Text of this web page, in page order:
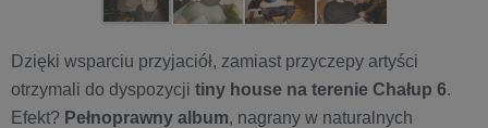
Dzięki wsparciu przyjaciół, zamiast przyczepy artyści
otrzymali do dyspozycji tiny house na terenie Chałup 6.
Efekt? Pełnoprawny album, nagrany w naturalnych